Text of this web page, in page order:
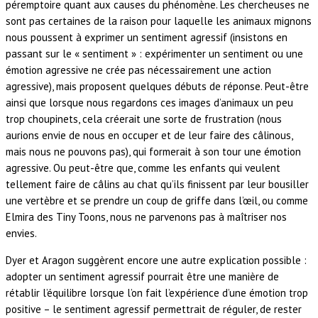
péremptoire quant aux causes du phénomène. Les chercheuses ne
sont pas certaines de la raison pour laquelle les animaux mignons
nous poussent à exprimer un sentiment agressif (insistons en
passant sur le « sentiment » : expérimenter un sentiment ou une
émotion agressive ne crée pas nécessairement une action
agressive), mais proposent quelques débuts de réponse. Peut-être
ainsi que lorsque nous regardons ces images d’animaux un peu
trop choupinets, cela créerait une sorte de frustration (nous
aurions envie de nous en occuper et de leur faire des câlinous,
mais nous ne pouvons pas), qui formerait à son tour une émotion
agressive. Ou peut-être que, comme les enfants qui veulent
tellement faire de câlins au chat qu’ils finissent par leur bousiller
une vertèbre et se prendre un coup de griffe dans l’œil, ou comme
Elmira des Tiny Toons, nous ne parvenons pas à maîtriser nos
envies.
Dyer et Aragon suggèrent encore une autre explication possible :
adopter un sentiment agressif pourrait être une manière de
rétablir l’équilibre lorsque l’on fait l’expérience d’une émotion trop
positive – le sentiment agressif permettrait de réguler, de rester